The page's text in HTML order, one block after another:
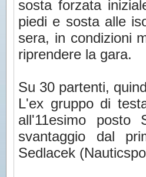
sosta forzata
piedi e sosta alle
sera, in condizioni
riprendere la gara.
Su 30 partenti,
L'ex gruppo di
all'11esimo posto
svantaggio dal
Sedlacek